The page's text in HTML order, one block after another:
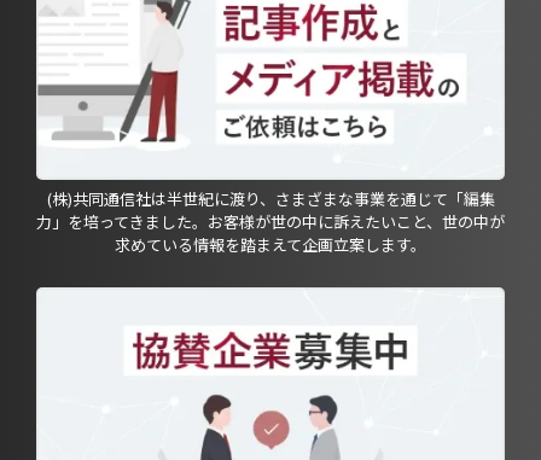
(株)共同通信社は半世紀に渡り、さまざまな事業を通じて「編集
力」を培ってきました。お客様が世の中に訴えたいこと、世の中が
求めている情報を踏まえて企画立案します。